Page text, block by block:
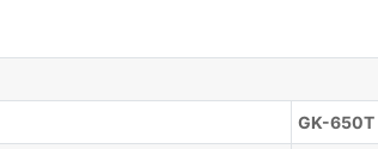
GK-650T